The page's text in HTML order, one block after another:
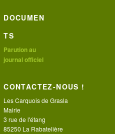
DOCUMEN
TS
Parution au
journal officiel
CONTACTEZ-NOUS !
Les Carquois de Grasla
Mairie
3 rue de l'étang
85250 La Rabatelière